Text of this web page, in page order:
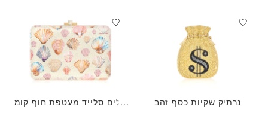
נרתיק שקיות כסף זהב
סלים סלייד מעטפת חוף קומ